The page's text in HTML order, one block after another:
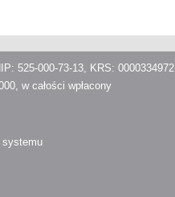
525-000-73-13, KRS: 0000334972
w całości wpłacony
systemu